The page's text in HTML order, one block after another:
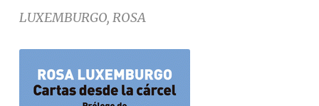
LUXEMBURGO, ROSA